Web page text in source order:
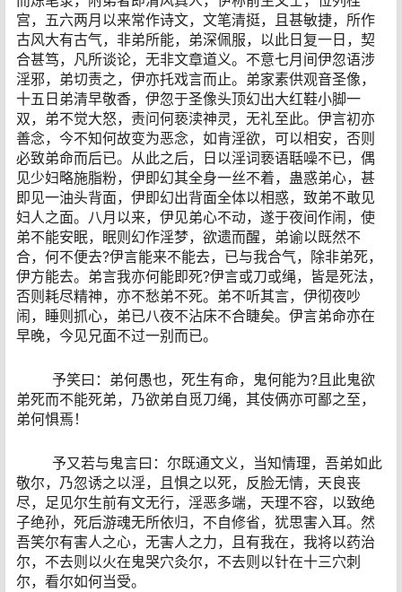
宫，五六两月以来常作诗文，文笔清挺，且甚敏捷，所作
古风大有古气，非弟所能，弟深佩服，以此日复一日，契
合甚笃，凡所谈论，无非文章道义。不意七月间伊忽语涉
淫邪，弟切责之，伊亦托戏言而止。弟家素供观音圣像，
十五日弟清早敬香，伊忽于圣像头顶幻出大红鞋小脚一
双，弟不觉大怒，责问何亵渎神灵，无礼至此。伊言初亦
善念，今不知何故变为恶念，如肯淫欲，可以相安，否则
必致弟命而后已。从此之后，日以淫词亵语聒噪不已，偶
见少妇略施脂粉，伊即幻其全身一丝不着，蛊惑弟心，甚
即见一油头背面，伊即幻出背面全体以相惑，致弟不敢见
妇人之面。八月以来，伊见弟心不动，遂于夜间作闹，使
弟不能安眠，眠则幻作淫梦，欲遗而醒，弟谕以既然不
合，何不便去?伊言能来不能去，已与我合气，除非弟死，
伊方能去。弟言我亦何能即死?伊言或刀或绳，皆是死法，
否则耗尽精神，亦不愁弟不死。弟不听其言，伊彻夜吵
闹，睡则抓心，弟已八夜不沾床不合睫矣。伊言弟命亦在
早晚，今见兄面不过一别而已。
予笑曰：弟何愚也，死生有命，鬼何能为?且此鬼欲
弟死而不能死弟，乃欲弟自觅刀绳，其伎俩亦可鄙之至，
弟何惧焉！
予又若与鬼言曰：尔既通文义，当知情理，吾弟如此
敬尔，乃忽诱之以淫，且惧之以死，反脸无情，天良丧
尽，足见尔生前有文无行，淫恶多端，天理不容，以致绝
子绝孙，死后游魂无所依归，不自修省，犹思害入耳。然
吾笑尔有害人之心，无害人之力，且有我在，我将以药治
尔，不去则以火在鬼哭穴灸尔，不去则以针在十三穴刺
尔，看尔如何当受。